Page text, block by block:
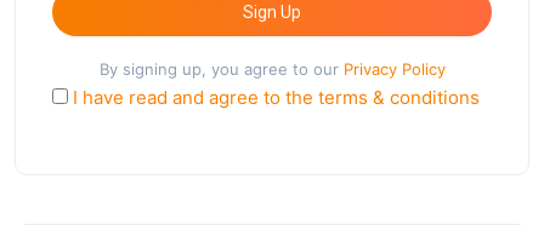
Sign Up
By signing up, you agree to our Privacy Policy
I have read and agree to the terms & conditions